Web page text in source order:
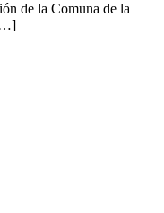
de la Comuna de la